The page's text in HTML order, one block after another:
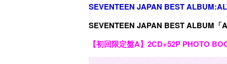
SEVENTEEN JAPAN BEST
SEVENTEEN JAPAN BEST ALBUM「
【初回限定盤A】2CD+52P PHOTO